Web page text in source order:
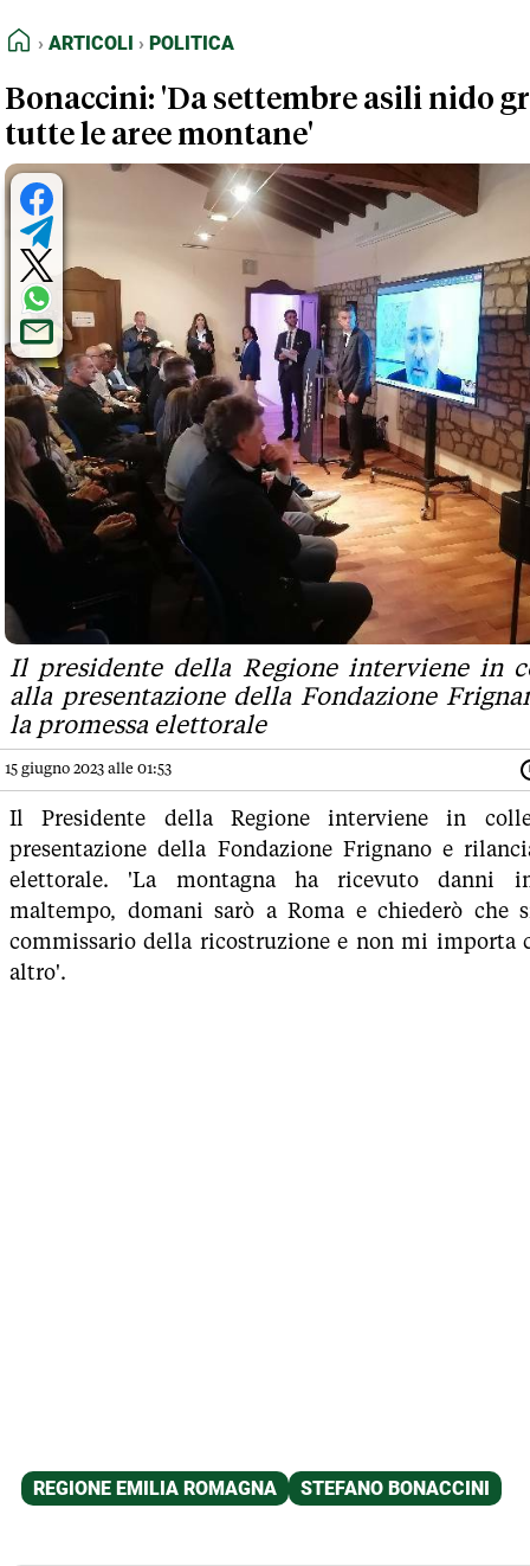
FEED RSS
NORMATIVE DEONTOLOGICHE
TERMINI e CONDIZIONI
HOME
ARTICOLI POLITICA
Bonaccini: 'Da settembre asili nido
tutte le aree montane'
Il presidente della Regione interviene in
alla presentazione della Fondazione
la promessa elettorale
15 giugno 2023 alle 01:53
Il Presidente della Regione interviene in
presentazione della Fondazione Frignano e
elettorale. 'La montagna ha ricevuto danni
maltempo, domani sarò a Roma e chiederò che
commissario della ricostruzione e non mi importa
altro'.